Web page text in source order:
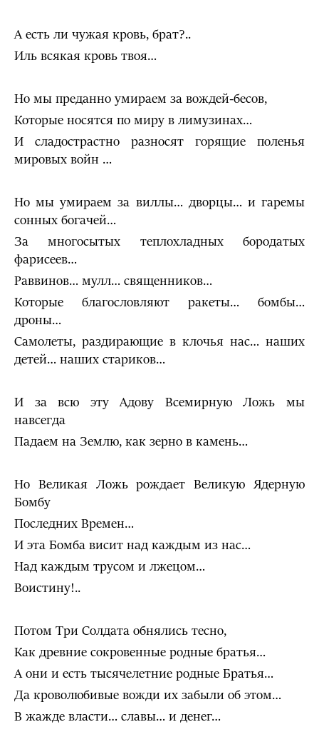
А есть ли чужая кровь, брат?..
Иль всякая кровь твоя…
Но мы преданно умираем за вождей-бесов,
Которые носятся по миру в лимузинах…
И сладострастно разносят горящие поленья
мировых войн …
Но мы умираем за виллы… дворцы… и гаремы
сонных богачей…
За многосытых теплохладных бородатых
фарисеев…
Раввинов… мулл… священников…
Которые благословляют ракеты… бомбы…
дроны…
Самолеты, раздирающие в клочья нас… наших
детей… наших стариков…
И за всю эту Адову Всемирную Ложь мы
навсегда
Падаем на Землю, как зерно в камень…
Но Великая Ложь рождает Великую Ядерную
Бомбу
Последних Времен…
И эта Бомба висит над каждым из нас…
Над каждым трусом и лжецом…
Воистину!..
Потом Три Солдата обнялись тесно,
Как древние сокровенные родные братья…
А они и есть тысячелетние родные Братья…
Да кроволюбивые вожди их забыли об этом…
В жажде власти… славы… и денег…